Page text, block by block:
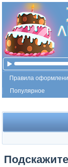
Правила
Популярное